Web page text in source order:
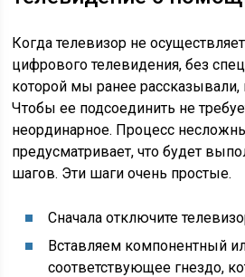
Когда телевизор не
цифрового телевидения, без
которой мы ранее рассказывали,
Чтобы ее подсоединить не
неординарное. Процесс
предусматривает, что будет
шагов. Эти шаги очень простые.
Сначала отключите
Вставляем компонентный
соответствующее гнездо,